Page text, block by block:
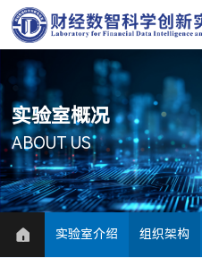
实验室概况
ABOUT US
实验室介绍 组织架构